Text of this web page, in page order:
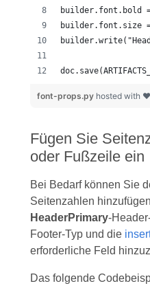
font-props.py hosted with
Fügen Sie
oder Fußzeile ein
Bei Bedarf können Sie
Seitenzahlen
HeaderPrimary-
Footer-Typ und die
erforderliche Feld
Das folgende